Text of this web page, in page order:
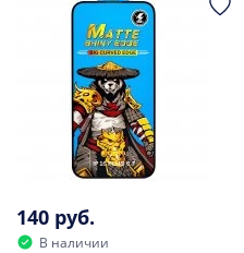
140 руб.
В наличии